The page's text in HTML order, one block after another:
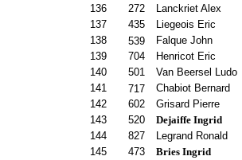
136
272
Lanckriet Alex
137
435
Liegeois Eric
138
539
Falque John
139
704
Henricot Eric
140
501
Van Beersel Ludo
141
717
Chabiot Bernard
142
602
Grisard Pierre
143
520
Dejaiffe Ingrid
144
827
Legrand Ronald
145
473
Bries Ingrid